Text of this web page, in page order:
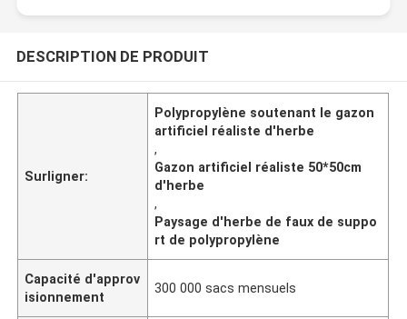
DESCRIPTION DE PRODUIT
Surligner:
Polypropylène soutenant le gazon
artificiel réaliste d'herbe
,
Gazon artificiel réaliste 50*50cm
d'herbe
,
Paysage d'herbe de faux de suppo
rt de polypropylène
Capacité d'approv
isionnement
300 000 sacs mensuels